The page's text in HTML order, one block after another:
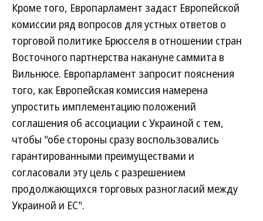
Кроме того, Европарламент задаст Европейской
комиссии ряд вопросов для устных ответов о
торговой политике Брюсселя в отношении стран
Восточного партнерства накануне саммита в
Вильнюсе. Европарламент запросит пояснения
того, как Европейская комиссия намерена
упростить имплементацию положений
соглашения об ассоциации с Украиной с тем,
чтобы "обе стороны сразу воспользовались
гарантированными преимуществами и
согласовали эту цель с разрешением
продолжающихся торговых разногласий между
Украиной и ЕС".